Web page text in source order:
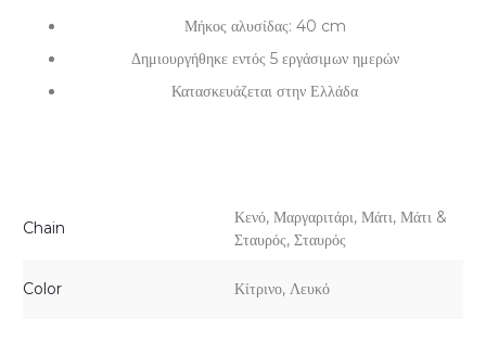
Μήκος αλυσίδας: 40 cm
Δημιουργήθηκε εντός 5 εργάσιμων ημερών
Κατασκευάζεται στην Ελλάδα
Chain
Κενό, Μαργαριτάρι, Μάτι, Μάτι &
Σταυρός, Σταυρός
Color Κίτρινο, Λευκό